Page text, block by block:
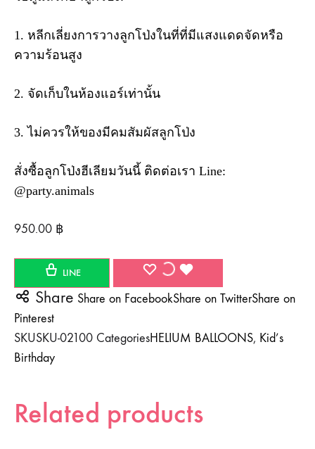
1. หลีกเลี่ยงการวางลูกโป่งในที่ที่มีแสงแดดจัดหรือ
ความร้อนสูง
2. จัดเก็บในห้องแอร์เท่านั้น
3. ไม่ควรให้ของมีคมสัมผัสลูกโป่ง
สั่งซื้อลูกโป่งฮีเลียมวันนี้ ติดต่อเรา Line:
@party.animals
950.00 ฿
LINE WISHLISTWISHLIST
Share Share on FacebookShare on TwitterShare on
Pinterest
SKUSKU-02100 CategoriesHELIUM BALLOONS, Kid’s
Birthday
Related products